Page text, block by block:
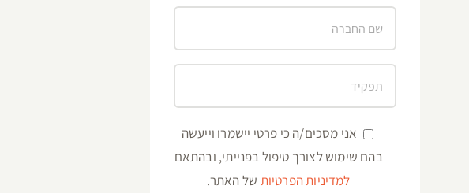
אני מסכים/ה כי פרטי יישמרו וייעשה
בהם שימוש לצורך טיפול בפנייתי, ובהתאם
למדיניות הפרטיות של האתר.